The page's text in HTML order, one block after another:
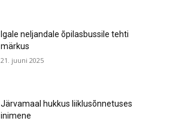
Igale neljandale õpilasbussile tehti
märkus
21. juuni 2025
Järvamaal hukkus liiklusõnnetuses
inimene